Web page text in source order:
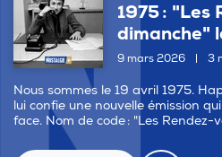
1975 : "Les
dimanche"
9 mars 2026 3
Nous sommes le 19 avril 1975.
lui confie une nouvelle émission
face. Nom de code : "Les Rendez-